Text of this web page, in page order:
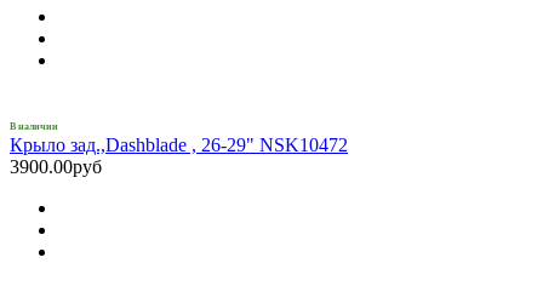
В наличии
Крыло зад.,Dashblade , 26-29" NSK10472
3900.00руб